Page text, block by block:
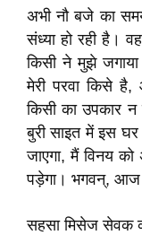
अभी नौ बजे का
संध्‍या हो रही है।
किसी ने मुझे
मेरी परवा किसे
किसी का उपकार न
बुरी साइत में इस
जाएगा, मैं विनय
पड़ेगा। भगवन्, आज
सहसा मिसेज सेवक